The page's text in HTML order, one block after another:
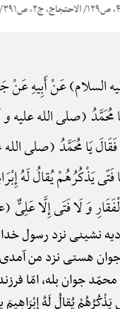
السلام) عَنْ أَبِیهِ عَنْ
مُحَمَّدُ (صلی الله
فَقَالَ یَا مُحَمَّدُ (صلی
یَذْکُرُهُمْ یُقالُ لَهُ
وَ لَا فَتَی إِلَّا
نشینی نزد رسول
هستی نزد من
جوان بله، امّا
یُقالُ لَهُ